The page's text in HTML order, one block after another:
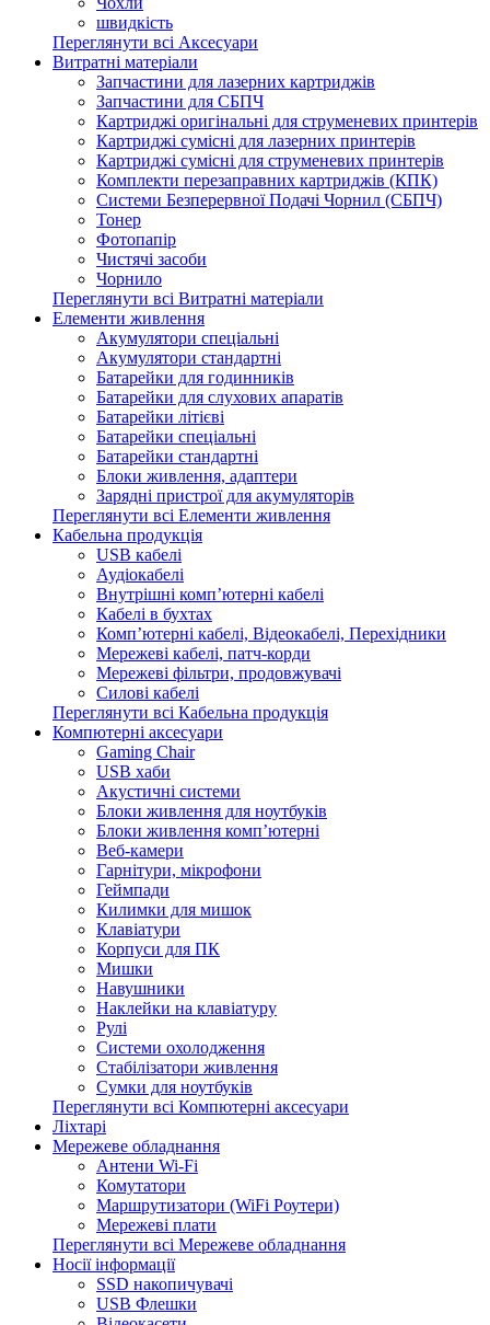
швидкість
Переглянути всі Аксесуари
Витратні матеріали
Запчастини для лазерних картриджів
Запчастини для СБПЧ
Картриджі оригінальні для струменевих принтерів
Картриджі сумісні для лазерних принтерів
Картриджі сумісні для струменевих принтерів
Комплекти перезаправних картриджів (КПК)
Системи Безперервної Подачі Чорнил (СБПЧ)
Тонер
Фотопапір
Чистячі засоби
Чорнило
Переглянути всі Витратні матеріали
Елементи живлення
Акумулятори спеціальні
Акумулятори стандартні
Батарейки для годинників
Батарейки для слухових апаратів
Батарейки літієві
Батарейки спеціальні
Батарейки стандартні
Блоки живлення, адаптери
Зарядні пристрої для акумуляторів
Переглянути всі Елементи живлення
Кабельна продукція
USB кабелі
Аудіокабелі
Внутрішні комп’ютерні кабелі
Кабелі в бухтах
Комп’ютерні кабелі, Відеокабелі, Перехідники
Мережеві кабелі, патч-корди
Мережеві фільтри, продовжувачі
Силові кабелі
Переглянути всі Кабельна продукція
Компютерні аксесуари
Gaming Chair
USB хаби
Акустичні системи
Блоки живлення для ноутбуків
Блоки живлення комп’ютерні
Веб-камери
Гарнітури, мікрофони
Геймпади
Килимки для мишок
Клавіатури
Корпуси для ПК
Мишки
Навушники
Наклейки на клавіатуру
Рулі
Системи охолодження
Стабілізатори живлення
Сумки для ноутбуків
Переглянути всі Компютерні аксесуари
Ліхтарі
Мережеве обладнання
Антени Wi-Fi
Комутатори
Маршрутизатори (WiFi Роутери)
Мережеві плати
Переглянути всі Мережеве обладнання
Носії інформації
SSD накопичувачі
USB Флешки